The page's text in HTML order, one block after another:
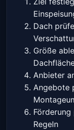
Dach
Größe
Anbieter
Angebote
Förderung
Regeln